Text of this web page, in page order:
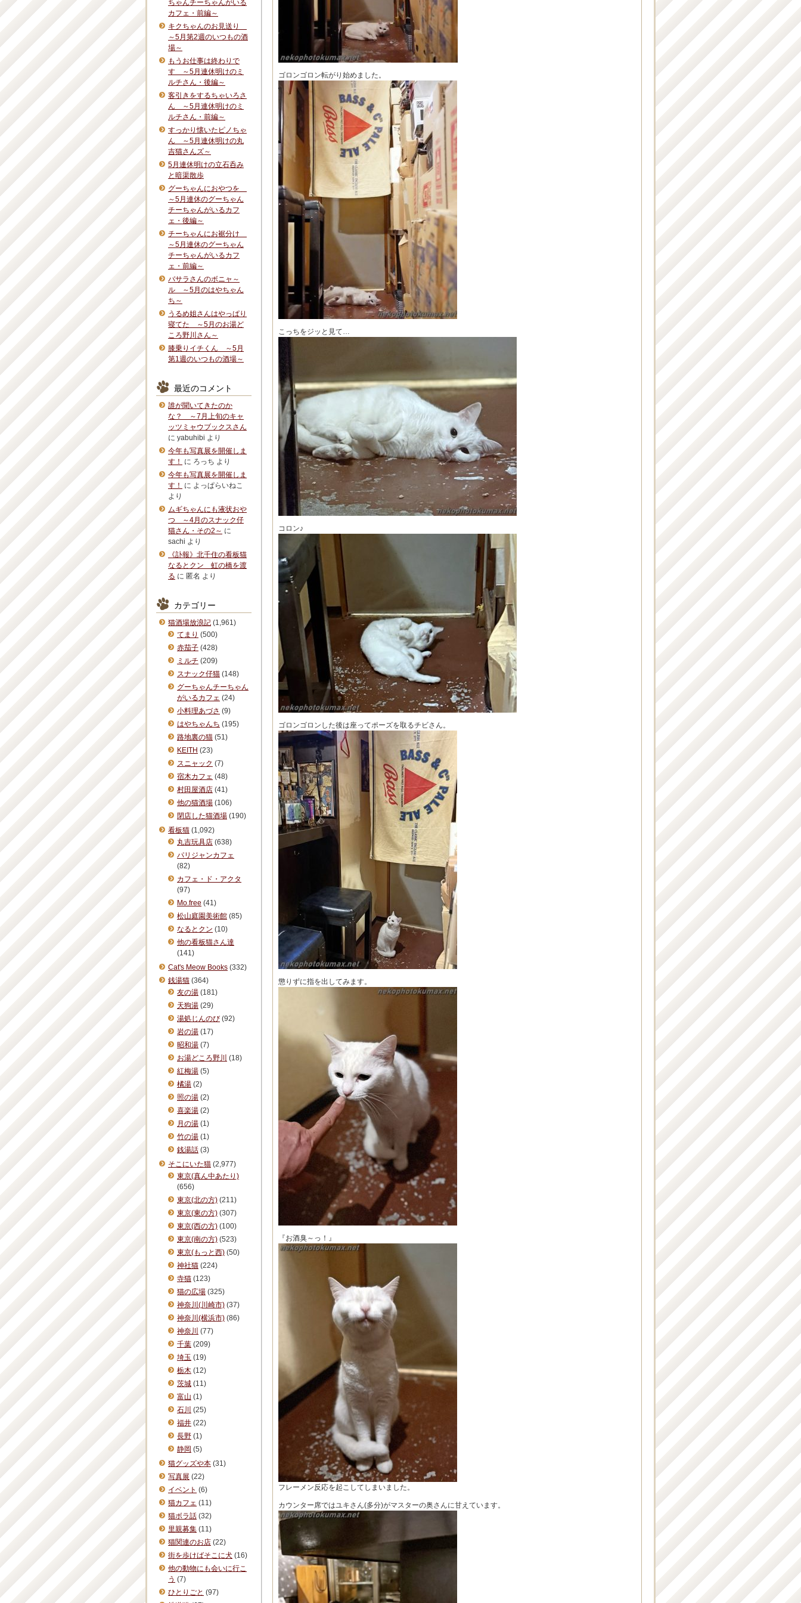
ゴロンゴロン転がり始めました。
こっちをジッと見て…
コロン♪
ゴロンゴロンした後は座ってポーズを取るチビさん。
懲りずに指を出してみます。
『お酒臭～っ！』
フレーメン反応を起こしてしまいました。
カウンター席ではユキさん(多分)がマスターの奥さんに甘えています。
ちゃんチーちゃんがいる
カフェ・前編～
キクちゃんのお見送り
～5月第2週のいつもの酒
場～
もうお仕事は終わりで
す ～5月連休明けのミ
ルチさん・後編～
客引きをするちゃいろさ
ん ～5月連休明けのミ
ルチさん・前編～
すっかり懐いたピノちゃ
ん ～5月連休明けの丸
吉猫さんズ～
5月連休明けの立石呑み
と暗渠散歩
グーちゃんにおやつを
～5月連休のグーちゃん
チーちゃんがいるカフ
ェ・後編～
チーちゃんにお裾分け
～5月連休のグーちゃん
チーちゃんがいるカフ
ェ・前編～
バサラさんのボニャ～
ル ～5月のはやちゃん
ち～
うるめ姐さんはやっぱり
寝てた ～5月のお湯ど
ころ野川さん～
膝乗りイチくん ～5月
第1週のいつもの酒場～
最近のコメント
誰が聞いてきたのか
な？ ～7月上旬のキャ
ッツミャウブックスさん
に yabuhibi より
今年も写真展を開催しま
す！
に ろっち より
今年も写真展を開催しま
す！
に よっぱらいねこ
より
ムギちゃんにも液状おや
つ ～4月のスナック仔
猫さん・その2～ に
sachi より
《訃報》北千住の看板猫
なるとクン 虹の橋を渡
る に 匿名 より
カテゴリー
猫酒場放浪記 (1,961)
てまり (500)
赤茄子 (428)
ミルチ (209)
スナック仔猫 (148)
グーちゃんチーちゃん
がいるカフェ (24)
小料理あづさ (9)
はやちゃんち (195)
路地裏の猫 (51)
KEITH (23)
スニャック (7)
宿木カフェ (48)
村田屋酒店 (41)
他の猫酒場 (106)
閉店した猫酒場 (190)
看板猫 (1,092)
丸吉玩具店 (638)
パリジャンカフェ
(82)
カフェ・ド・アクタ
(97)
Mo.free (41)
松山庭園美術館 (85)
なるとクン (10)
他の看板猫さん達
(141)
Cat's Meow Books (332)
銭湯猫 (364)
友の湯 (181)
天狗湯 (29)
湯処じんのび (92)
岩の湯 (17)
昭和湯 (7)
お湯どころ野川 (18)
紅梅湯 (5)
橘湯 (2)
照の湯 (2)
喜楽湯 (2)
月の湯 (1)
竹の湯 (1)
銭湯話 (3)
そこにいた猫 (2,977)
東京(真ん中あたり)
(656)
東京(北の方) (211)
東京(東の方) (307)
東京(西の方) (100)
東京(南の方) (523)
東京(もっと西) (50)
神社猫 (224)
寺猫 (123)
猫の広場 (325)
神奈川(川崎市) (37)
神奈川(横浜市) (86)
神奈川 (77)
千葉 (209)
埼玉 (19)
栃木 (12)
茨城 (11)
富山 (1)
石川 (25)
福井 (22)
長野 (1)
静岡 (5)
猫グッズや本 (31)
写真展 (22)
イベント (6)
猫カフェ (11)
猫ボラ話 (32)
里親募集 (11)
猫関連のお店 (22)
街を歩けばそこに犬 (16)
他の動物にも会いに行こ
う (7)
ひとりごと (97)